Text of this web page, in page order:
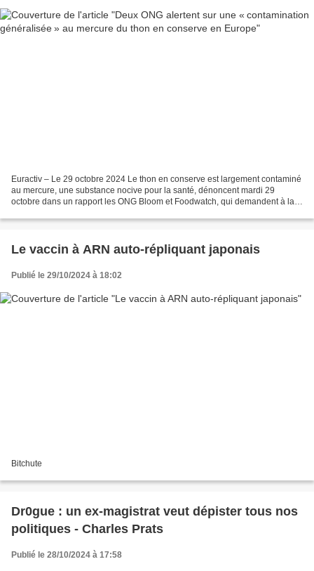
Euractiv – Le 29 octobre 2024 Le thon en conserve est largement contaminé
au mercure, une substance nocive pour la santé, dénoncent mardi 29
octobre dans un rapport les ONG Bloom et Foodwatch, qui demandent à la
Le vaccin à ARN auto-répliquant japonais
Publié le 29/10/2024 à 18:02
Bitchute
Dr0gue : un ex-magistrat veut dépister tous nos
politiques - Charles Prats
Publié le 28/10/2024 à 17:58